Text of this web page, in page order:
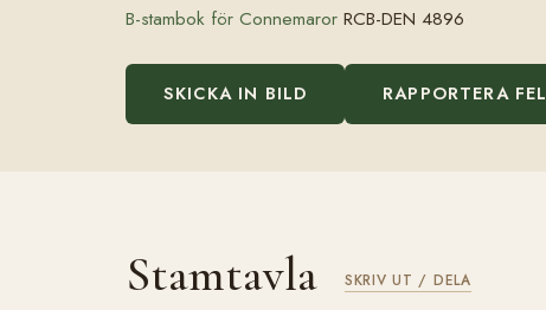
B-stambok för Connemaror RCB-DEN 4896
SKICKA IN BILD RAPPORTERA FEL
Stamtavla SKRIV UT / DELA